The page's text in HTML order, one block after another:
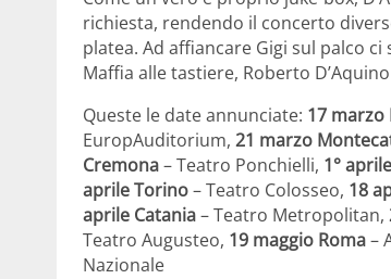
richiesta, rendendo il concerto
platea. Ad affiancare Gigi sul palco
Maffia alle tastiere, Roberto
Queste le date annunciate: 17 marzo
EuropAuditorium, 21 marzo
Cremona– Teatro Ponchielli, 1°
aprile Torino– Teatro Colosseo, 18
aprile Catania– Teatro Metropolitan,
Teatro Augusteo, 19 maggio Roma–
Nazionale